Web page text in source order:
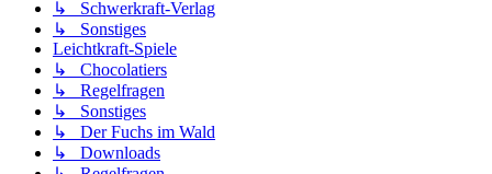
↳ Schwerkraft-Verlag
↳ Sonstiges
Leichtkraft-Spiele
↳ Chocolatiers
↳ Regelfragen
↳ Sonstiges
↳ Der Fuchs im Wald
↳ Downloads